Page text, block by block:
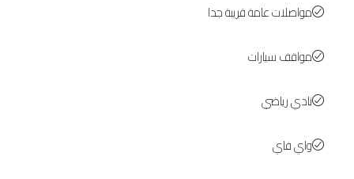
مواصلات عامة قريبة جدا
مواقف سيارات
نادي رياضي
واي فاي